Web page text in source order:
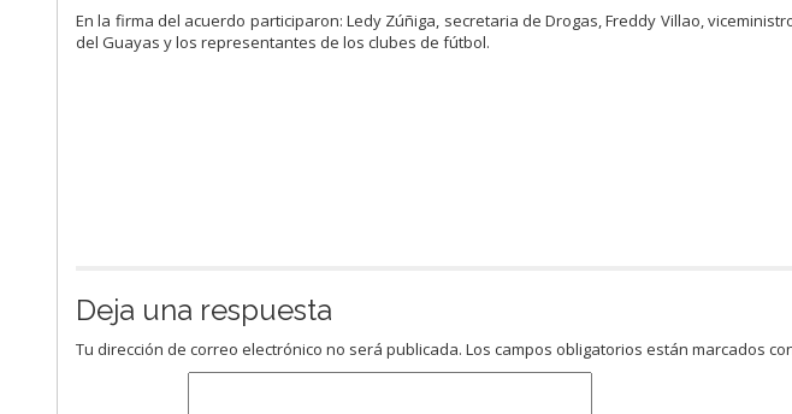
En la firma del acuerdo participaron: Ledy Zúñiga, secretaria de Drogas, Freddy Villao,
del Guayas y los representantes de los clubes de fútbol.
Deja una respuesta
Tu dirección de correo electrónico no será publicada. Los campos obligatorios están marcados